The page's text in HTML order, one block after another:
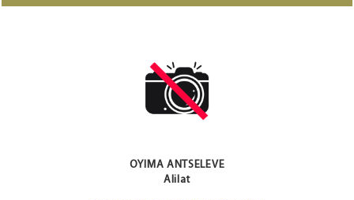
OYIMA ANTSELEVE
Alilat